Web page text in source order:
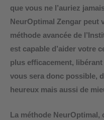
que vous ne l’auriez
NeurOptimal Zengar peut
méthode avancée de
est capable d’aider votre
plus efficacement, libérant
vous sera donc possible,
heureux mais aussi de
La méthode NeurOptimal,